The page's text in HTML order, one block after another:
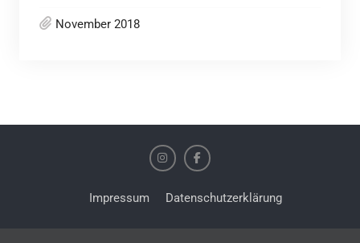
November 2018
Impressum Datenschutzerklärung